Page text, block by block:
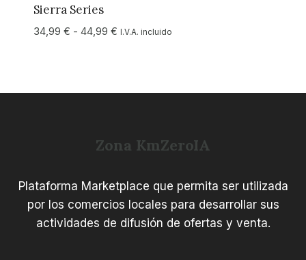
Sierra Series
34,99 € - 44,99 €Rango
34,99 €
I.V.A. incluido
Zona KmZeroIA
Plataforma Marketplace que permita ser utilizada
por los comercios locales para desarrollar sus
actividades de difusión de ofertas y venta.